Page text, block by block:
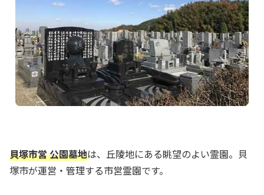
貝塚市営 公園墓地は、丘陵地にある眺望のよい霊園。貝
塚市が運営・管理する市営霊園です。